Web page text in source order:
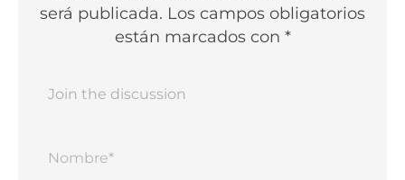
será publicada. Los campos obligatorios
están marcados con *